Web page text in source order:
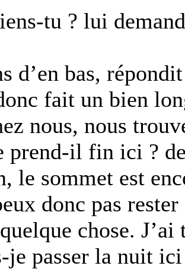
tu ? lui
d’en bas,
fait un bien
nous, nous
prend-il fin ici ?
le sommet est
donc pas
chose.
je passer la nuit